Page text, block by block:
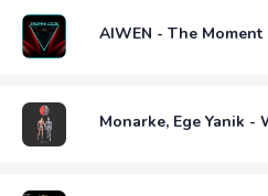
AIWEN - The
Monarke, Ege Yanik -